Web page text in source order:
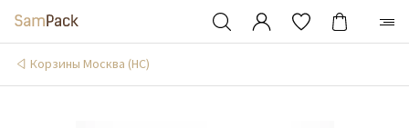
Корзины Москва (НС)